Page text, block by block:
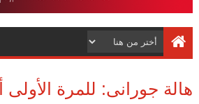
هالة جورانى: للمرة الأولى